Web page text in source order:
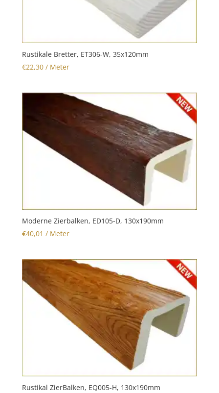
Rustikale Bretter, ET306-W, 35x120mm
€22,30/ Meter
Moderne Zierbalken, ED105-D, 130x190mm
€40,01 / Meter
Rustikal ZierBalken, EQ005-H, 130x190mm